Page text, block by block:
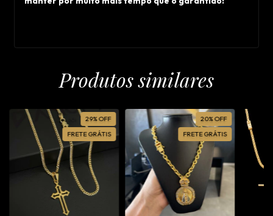
Produtos similares
29%OFF
FRETE GRÁTIS
20%OFF
FRETE GRÁTIS